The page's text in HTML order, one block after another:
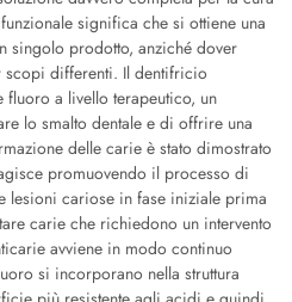
significa che si ottiene una
singolo prodotto, anziché dover
differenti. Il dentifricio
a livello terapeutico, un
lo smalto dentale e di offrire una
delle carie è stato dimostrato
promuovendo il processo di
lesioni cariose in fase iniziale prima
carie che richiedono un intervento
avviene in modo continuo
si incorporano nella struttura